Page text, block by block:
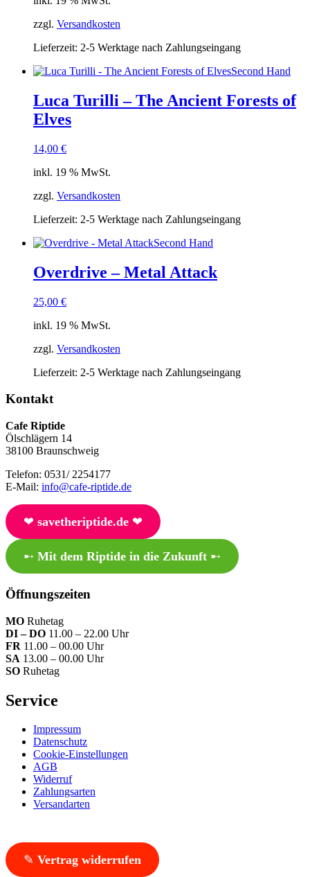
zzgl. Versandkosten
Lieferzeit: 2-5 Werktage nach Zahlungseingang
Second Hand
Luca Turilli – The Ancient Forests of
Elves
14,00 €
inkl. 19 % MwSt.
zzgl. Versandkosten
Lieferzeit: 2-5 Werktage nach Zahlungseingang
Second Hand
Overdrive – Metal Attack
25,00 €
inkl. 19 % MwSt.
zzgl. Versandkosten
Lieferzeit: 2-5 Werktage nach Zahlungseingang
Kontakt
Cafe Riptide
Ölschlägern 14
38100 Braunschweig
Telefon: 0531/ 2254177
E-Mail: info@cafe-riptide.de
❤︎ savetheriptide.de❤︎
➸ Mit dem Riptide in die Zukunft➸
Öffnungszeiten
MO Ruhetag
DI – DO 11.00 – 22.00 Uhr
FR 11.00 – 00.00 Uhr
SA 13.00 – 00.00 Uhr
SO Ruhetag
Service
Impressum
Datenschutz
Cookie-Einstellungen
AGB
Widerruf
Zahlungsarten
Versandarten
✎ Vertrag widerrufen